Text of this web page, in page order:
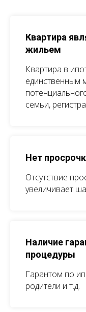
Квартира
жильем
Квартира в
единственным
семьи,
Нет
Отсутствие
увеличивает
Наличие
процедуры
Гарантом по
родители и т.д.